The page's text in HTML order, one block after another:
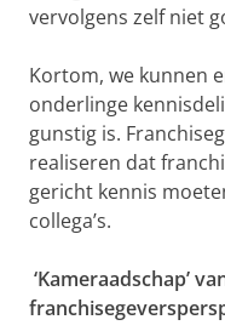
vervolgens zelf niet
Kortom, we kunnen
onderlinge
gunstig is.
realiseren dat
gericht kennis
collega’s.
‘Kameraadschap’